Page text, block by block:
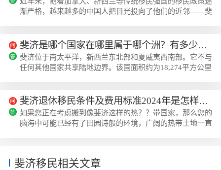
渐严格，越来越多的中国人把目光投向了他们的近邻——斐
斐济是哪个国家在哪里属于哪个洲？有多少人口？
斐济位于南太平洋，新西兰东北部和夏威夷西南部。它不与
任何其他国家共享陆地边界。该国面积约为18,274平方公里
斐济退休移民条件及费用标准2024年是怎样规定的？
如果您正在考虑搬到像斐济这样的热？？带国家，那么您的
脑海中可能已经有了田园诗般的环境，广阔的热带土地一直
斐济移民相关文章